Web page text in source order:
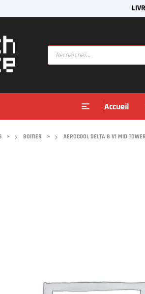
Accueil
> BOITIER > AEROCOOL DELTA G V1 MID